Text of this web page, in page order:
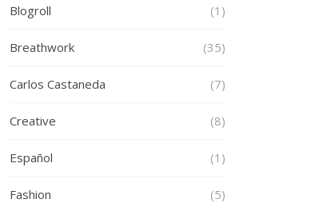
Blogroll (1)
Breathwork (35)
Carlos Castaneda (7)
Creative (8)
Español (1)
Fashion (5)